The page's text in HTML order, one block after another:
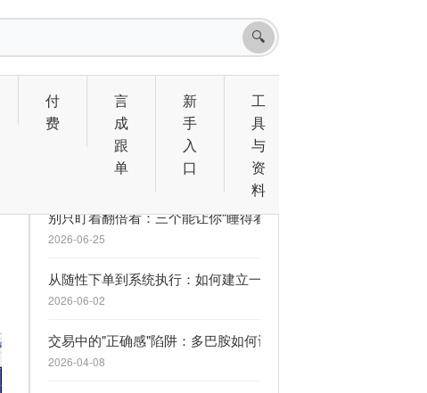
🔍
付
费
言
成
跟
单
新
手
入
口
工
具
与
资
料
别只盯着翻倍看：三个能让你“睡得着觉”的 MQL5 信号
2026-06-25
从随性下单到系统执行：如何建立一套救命的交易计划
2026-06-02
交易中的"正确感"陷阱：多巴胺如何让你逆势上瘾
2026-04-08